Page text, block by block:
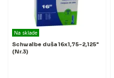
Na sklade
Schwalbe duša 16x1,75-2,125"
(Nr.3)